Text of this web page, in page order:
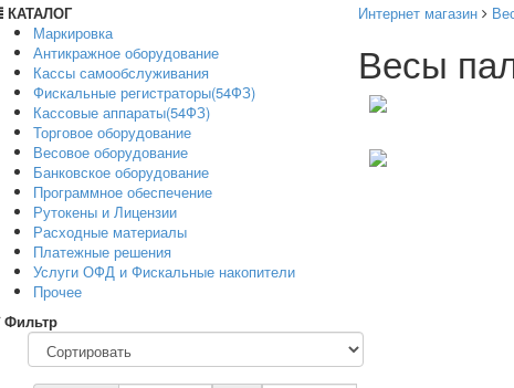
КАТАЛОГ
Маркировка
Антикражное оборудование
Кассы самообслуживания
Фискальные регистраторы(54ФЗ)
Кассовые аппараты(54ФЗ)
Торговое оборудование
Весовое оборудование
Банковское оборудование
Программное обеспечение
Рутокены и Лицензии
Расходные материалы
Платежные решения
Услуги ОФД и Фискальные накопители
Прочее
Фильтр
Интернет магазин
Весы